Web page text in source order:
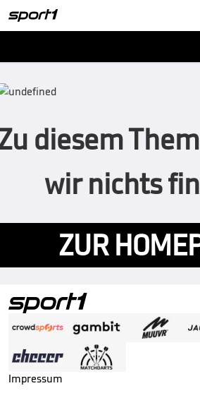
diesem
wir nichts
ZUR
Impressum